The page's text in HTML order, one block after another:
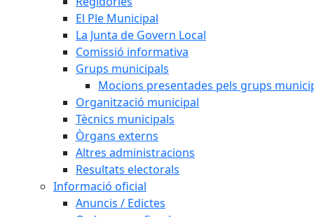
El Ple Municipal
La Junta de Govern Local
Comissió informativa
Grups municipals
Mocions presentades pels grups
Organització municipal
Tècnics municipals
Òrgans externs
Altres administracions
Resultats electorals
Informació oficial
Anuncis / Edictes